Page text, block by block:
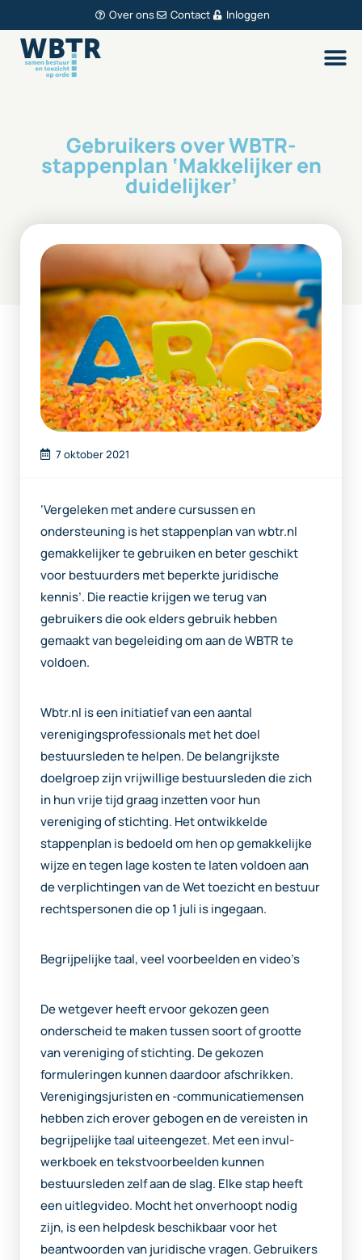
Over ons Contact Inloggen
Gebruikers over WBTR-
stappenplan ‘Makkelijker en
duidelijker’
7 oktober 2021
‘Vergeleken met andere cursussen en
ondersteuning is het stappenplan van wbtr.nl
gemakkelijker te gebruiken en beter geschikt
voor bestuurders met beperkte juridische
kennis’. Die reactie krijgen we terug van
gebruikers die ook elders gebruik hebben
gemaakt van begeleiding om aan de WBTR te
voldoen.
Wbtr.nl is een initiatief van een aantal
verenigingsprofessionals met het doel
bestuursleden te helpen. De belangrijkste
doelgroep zijn vrijwillige bestuursleden die zich
in hun vrije tijd graag inzetten voor hun
vereniging of stichting. Het ontwikkelde
stappenplan is bedoeld om hen op gemakkelijke
wijze en tegen lage kosten te laten voldoen aan
de verplichtingen van de Wet toezicht en bestuur
rechtspersonen die op 1 juli is ingegaan.
Begrijpelijke taal, veel voorbeelden en video’s
De wetgever heeft ervoor gekozen geen
onderscheid te maken tussen soort of grootte
van vereniging of stichting. De gekozen
formuleringen kunnen daardoor afschrikken.
Verenigingsjuristen en -communicatiemensen
hebben zich erover gebogen en de vereisten in
begrijpelijke taal uiteengezet. Met een invul-
werkboek en tekstvoorbeelden kunnen
bestuursleden zelf aan de slag. Elke stap heeft
een uitlegvideo. Mocht het onverhoopt nodig
zijn, is een helpdesk beschikbaar voor het
beantwoorden van juridische vragen. Gebruikers